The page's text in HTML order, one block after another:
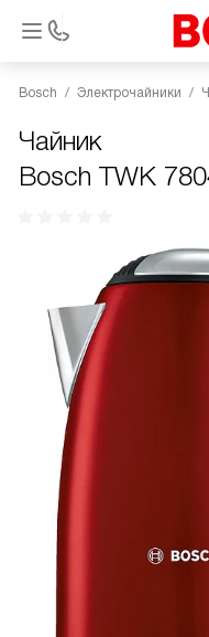
Bosch Электрочайники
Чайник
Bosch TWK